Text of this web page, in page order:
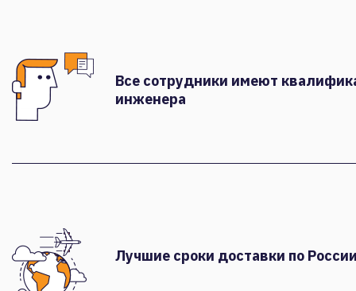
Все сотрудники имеют
инженера
Лучшие сроки доставки по